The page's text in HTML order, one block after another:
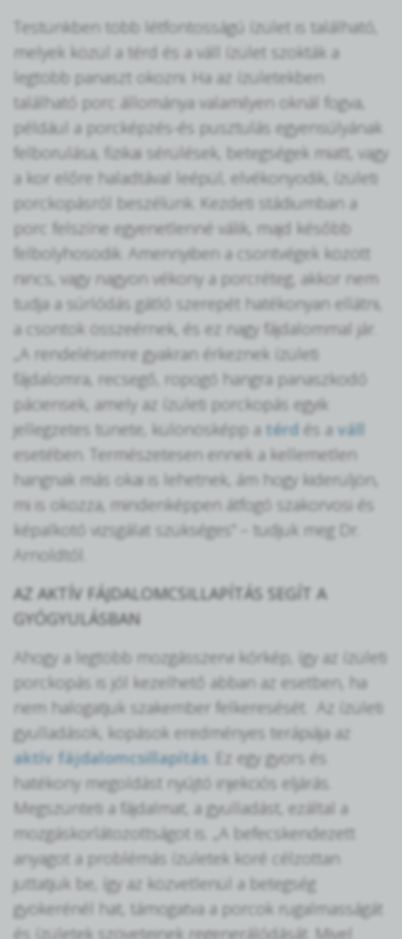
Testünkben több létfontosságú ízület is található,
melyek közül a térd és a váll ízület szokták a
legtöbb panaszt okozni. Ha az ízületekben
található porc állománya valamilyen oknál fogva,
például a porcképzés-és pusztulás egyensúlyának
felborulása, fizikai sérülések, betegségek miatt, vagy
a kor előre haladtával leépül, elvékonyodik, ízületi
porckopásról beszélünk. Kezdeti stádiumban a
porc felszíne egyenetlenné válik, majd később
felbolyhosodik. Amennyiben a csontvégek között
nincs, vagy nagyon vékony a porcréteg, akkor nem
tudja a súrlódás gátló szerepét hatékonyan ellátni,
a csontok összeérnek, és ez nagy fájdalommal jár.
„A rendelésemre gyakran érkeznek ízületi
fájdalomra, recsegő, ropogó hangra panaszkodó
páciensek, amely az ízületi porckopás egyik
jellegzetes tünete, különösképp a térd és a váll
esetében. Természetesen ennek a kellemetlen
hangnak más okai is lehetnek, ám hogy kiderüljön,
mi is okozza, mindenképpen átfogó szakorvosi és
képalkotó vizsgálat szükséges” – tudjuk meg Dr.
Arnoldtól.
AZ AKTÍV FÁJDALOMCSILLAPÍTÁS SEGÍT A
GYÓGYULÁSBAN
Ahogy a legtöbb mozgásszervi kórkép, így az ízületi
porckopás is jól kezelhető abban az esetben, ha
nem halogatjuk szakember felkeresését. Az ízületi
gyulladások, kopások eredményes terápiája az
aktív fájdalomcsillapítás . Ez egy gyors és
hatékony megoldást nyújtó injekciós eljárás.
Megszünteti a fájdalmat, a gyulladást, ezáltal a
mozgáskorlátozottságot is. „A befecskendezett
anyagot a problémás ízületek köré célzottan
juttatjuk be, így az közvetlenül a betegség
gyökerénél hat, támogatva a porcok rugalmasságát
és ízületek szöveteinek regenerálódását. Mivel